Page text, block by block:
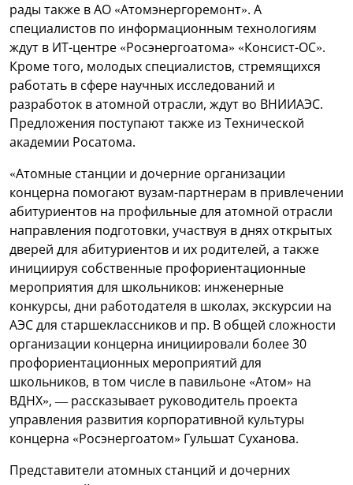
рады также в АО «Атомэнергоремонт». А
специалистов по информационным технологиям
ждут в ИТ-центре «Росэнергоатома» «Консист-ОС».
Кроме того, молодых специалистов, стремящихся
работать в сфере научных исследований и
разработок в атомной отрасли, ждут во ВНИИАЭС.
Предложения поступают также из Технической
академии Росатома.
«Атомные станции и дочерние организации
концерна помогают вузам-партнерам в привлечении
абитуриентов на профильные для атомной отрасли
направления подготовки, участвуя в днях открытых
дверей для абитуриентов и их родителей, а также
инициируя собственные профориентационные
мероприятия для школьников: инженерные
конкурсы, дни работодателя в школах, экскурсии на
АЭС для старшеклассников и пр. В общей сложности
организации концерна инициировали более 30
профориентационных мероприятий для
школьников, в том числе в павильоне «Атом» на
ВДНХ», — рассказывает руководитель проекта
управления развития корпоративной культуры
концерна «Росэнергоатом» Гульшат Суханова.
Представители атомных станций и дочерних